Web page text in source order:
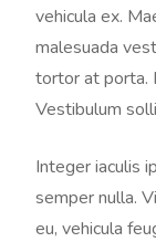
vehicula ex.
malesuada
tortor at porta.
Vestibulum
Integer iaculis
semper nulla.
eu, vehicula